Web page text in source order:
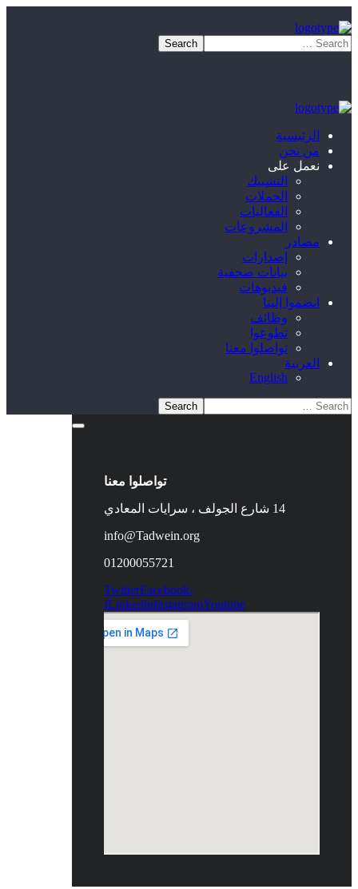
الرئيسية
من نحن
نعمل على
التشبيك
الحملات
الفعاليات
المشروعات
مصادر
إصدارات
بيانات صحفية
فيديوهات
انضموا إلينا
وظائف
تطوعوا
تواصلوا معنا
العربية
English
تواصلوا معنا
14 شارع الجولف ، سرايات المعادي
info@Tadwein.org
01200055721
TwitterFacebook-
fLinkedinInstagramYoutube